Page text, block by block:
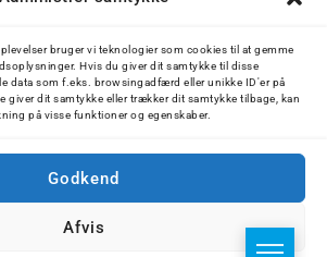
bruger vi teknologier som cookies til at gemme
Hvis du giver dit samtykke til disse
data som f.eks. browsingadfærd eller unikke ID'er på
giver dit samtykke eller trækker dit samtykke tilbage, kan
på visse funktioner og egenskaber.
Godkend
Afvis